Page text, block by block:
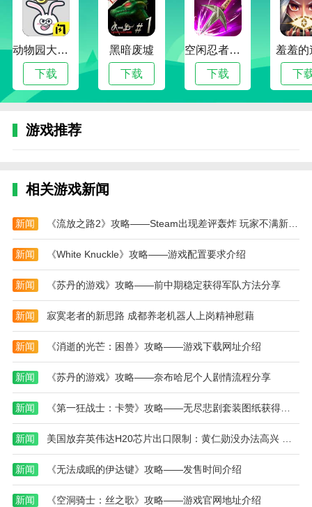
巧解谜，享受解谜带来的成就感。
4.即时反应挑战：紧急逃生玩法要求玩家保持高度
警惕，快速反应，增强游戏的紧张感。
游戏玩法
1.恐怖怪物的设计非常精巧：怪物形象非常可怕，
3.多样的场景体验：从手术室到地下室，每个场景
4.出色的音效提升氛围：游戏的配乐和音效逼真，
营造出身临其境的恐怖氛围，增强了游戏的沉浸感。
编辑测评
这款游戏需要玩家在这个充满机械装置的密室里寻
找线索，揭开达芬奇失踪的真相，而且各种谜题和机械
挑战需要玩家深入思考和观察，探索周围的世界，轻松
获得各种奖励和成就。
本站为您提供达芬奇密室 安卓版的 手机游戏 ，欢
迎大家记住本站网址，本站是您下载安卓手游app最好
的网站！
热门搜索:
版无限金币下载) 模拟冒险角色游戏攻略(冒险世界手游人物攻略)
动物园大冒险
下载
黑暗废墟
下载
空闲忍者传奇
下载
羞羞的
下
游戏推荐
相关游戏新闻
新闻 《流放之路2》攻略——Steam出现差评轰炸 玩家不满新赛季
新闻 《White Knuckle》攻略——游戏配置要求介绍
新闻 《苏丹的游戏》攻略——前中期稳定获得军队方法分享
新闻 寂寞老者的新思路 成都养老机器人上岗精神慰藉
新闻 《消逝的光芒：困兽》攻略——游戏下载网址介绍
新闻 《苏丹的游戏》攻略——奈布哈尼个人剧情流程分享
新闻 《第一狂战士：卡赞》攻略——无尽悲剧套装图纸获得方法介绍
新闻
新闻 《无法成眠的伊达键》攻略——发售时间介绍
新闻 《空洞骑士：丝之歌》攻略——游戏官网地址介绍